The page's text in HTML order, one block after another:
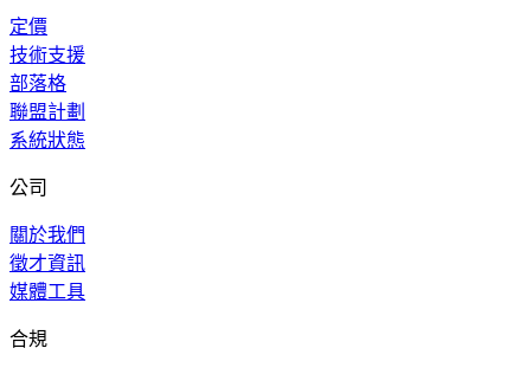
定價
技術支援
部落格
聯盟計劃
系統狀態
公司
關於我們
徵才資訊
媒體工具
合規